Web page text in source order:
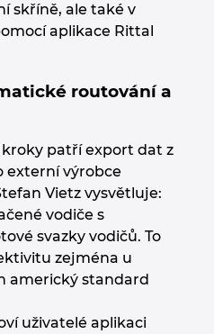
skříně, ale také v
aplikace Rittal
routování a
kroky patří export dat z
externí výrobce
Vietz vysvětluje:
vodiče s
svazky vodičů. To
zejména u
americký standard
uživatelé aplikaci